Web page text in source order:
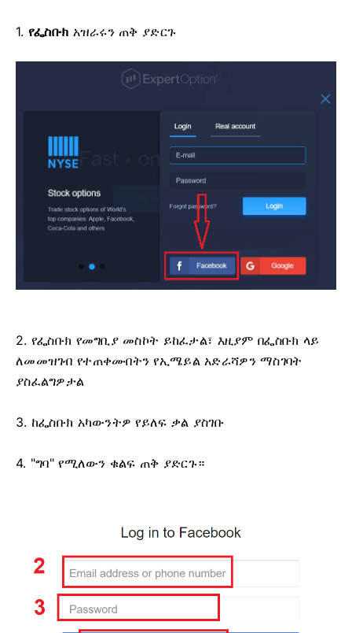
1. የፌስቡክ አዝራሩን ጠቅ ያድርጉ
2. የፌስቡክ የመግቢያ መስኮት ይከፈታል፣ እዚያም በፌስቡክ ላይ
ለመመዝገብ የተጠቀሙበትን የኢሜይል አድራሻዎን ማስገባት
ያስፈልግዎታል
3. ከፌስቡክ አካውንትዎ የይለፍ ቃል ያስገቡ
4. "ግባ" የሚለውን ቁልፍ ጠቅ ያድርጉ።